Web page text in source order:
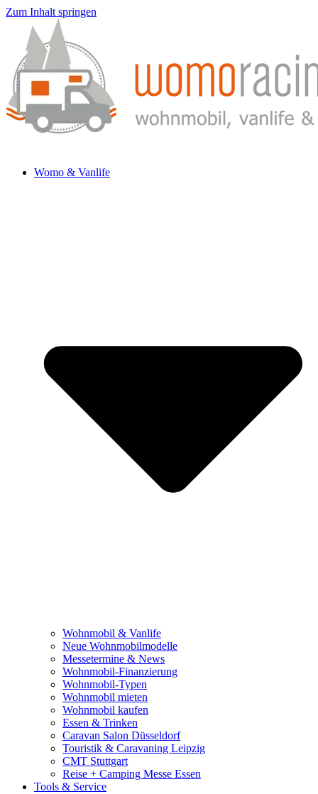
Zum Inhalt springen
Womo & Vanlife
Wohnmobil & Vanlife
Neue Wohnmobilmodelle
Messetermine & News
Wohnmobil-Finanzierung
Wohnmobil-Typen
Wohnmobil mieten
Wohnmobil kaufen
Essen & Trinken
Caravan Salon Düsseldorf
Touristik & Caravaning Leipzig
CMT Stuttgart
Reise + Camping Messe Essen
Tools & Service